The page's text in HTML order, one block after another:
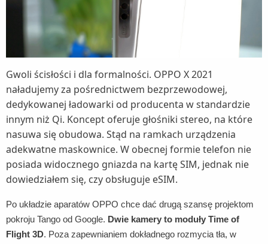
Gwoli ścisłości i dla formalności. OPPO X 2021
naładujemy za pośrednictwem bezprzewodowej,
dedykowanej ładowarki od producenta w standardzie
innym niż Qi. Koncept oferuje głośniki stereo, na które
nasuwa się obudowa. Stąd na ramkach urządzenia
adekwatne maskownice. W obecnej formie telefon nie
posiada widocznego gniazda na kartę SIM, jednak nie
dowiedziałem się, czy obsługuje eSIM.
Po układzie aparatów OPPO chce dać drugą szansę projektom
pokroju Tango od Google. Dwie kamery to moduły Time of
Flight 3D. Poza zapewnianiem dokładnego rozmycia tła, w